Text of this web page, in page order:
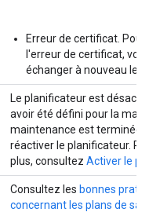
Erreur de certificat.
l'erreur de certificat,
échanger à nouveau le
Le planificateur est
avoir été défini pour la
maintenance est terminée,
réactiver le planificateur.
plus, consultez Activer le
Consultez les bonnes
concernant les plans de